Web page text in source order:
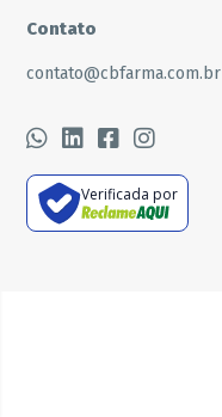
Contato
contato@cbfarma.com.br
Verificada por